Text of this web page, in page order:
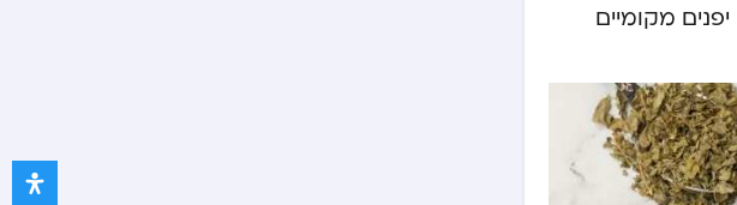
מקומיים